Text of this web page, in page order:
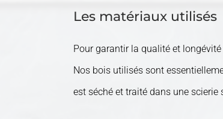
Les matériaux utilisés
Pour garantir la qualité et
Nos bois utilisés sont
est séché et traité dans une scierie